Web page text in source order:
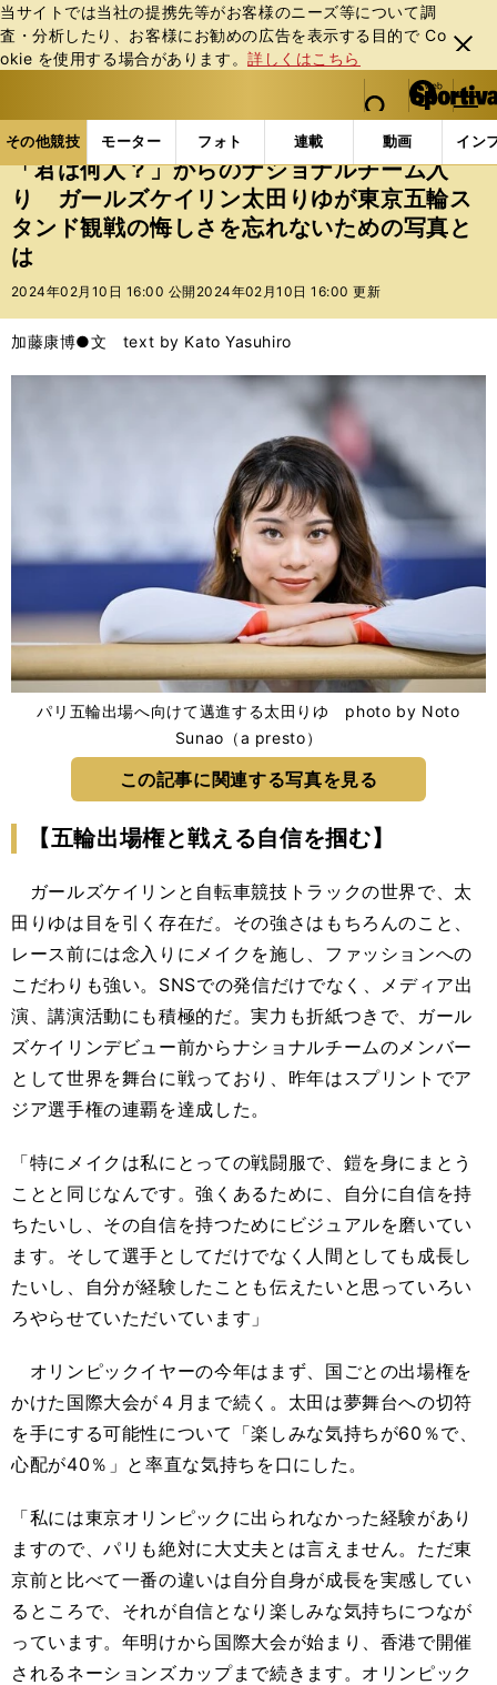
当サイトでは当社の提携先等がお客様のニーズ等について調
査・分析したり、お客様にお勧めの広告を表⽰する⽬的で Co
okie を使⽤する場合があります。詳しくはこちら
閉じ
る
web Sportiva (webスポルティーバ)
検索
マイペ
ー
ジ
メニュ
その他競技 モーター フォト 連載 動画 イン
ス
ポ
ル
テ
ィ
ー
バ
その他競技の記事一覧 その他競技 その他 「君
「君は何人？」からのナショナルチーム入
り ガールズケイリン太田りゆが東京五輪ス
タンド観戦の悔しさを忘れないための写真と
は
2024年02月10日 16:00 公開 2024年02月10日 16:00 更新
加藤康博●文 text by Kato Yasuhiro
パリ五輪出場へ向けて邁進する太田りゆ photo by Noto
Sunao（a presto）
この記事に関連する写真を見る
【五輪出場権と戦える自信を掴む】
ガールズケイリンと自転車競技トラックの世界で、太
田りゆは目を引く存在だ。その強さはもちろんのこと、
レース前には念入りにメイクを施し、ファッションへの
こだわりも強い。SNSでの発信だけでなく、メディア出
演、講演活動にも積極的だ。実力も折紙つきで、ガール
ズケイリンデビュー前からナショナルチームのメンバー
として世界を舞台に戦っており、昨年はスプリントでア
ジア選手権の連覇を達成した。
「特にメイクは私にとっての戦闘服で、鎧を身にまとう
ことと同じなんです。強くあるために、自分に自信を持
ちたいし、その自信を持つためにビジュアルを磨いてい
ます。そして選手としてだけでなく人間としても成長し
たいし、自分が経験したことも伝えたいと思っていろい
ろやらせていただいています」
オリンピックイヤーの今年はまず、国ごとの出場権を
かけた国際大会が４月まで続く。太田は夢舞台への切符
を手にする可能性について「楽しみな気持ちが60％で、
心配が40％」と率直な気持ちを口にした。
「私には東京オリンピックに出られなかった経験があり
ますので、パリも絶対に大丈夫とは言えません。ただ東
京前と比べて一番の違いは自分自身が成長を実感してい
るところで、それが自信となり楽しみな気持ちにつなが
っています。年明けから国際大会が始まり、香港で開催
されるネーションズカップまで続きます。オリンピック